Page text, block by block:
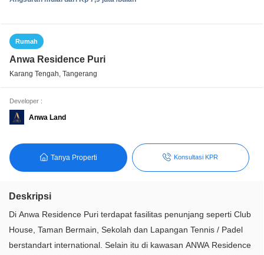
Rumah
Anwa Residence Puri
Karang Tengah, Tangerang
Developer :
Anwa Land
Tanya Properti Konsultasi KPR
Deskripsi
Di Anwa Residence Puri terdapat fasilitas penunjang seperti Club
House, Taman Bermain, Sekolah dan Lapangan Tennis / Padel
berstandart international. Selain itu di kawasan ANWA Residence